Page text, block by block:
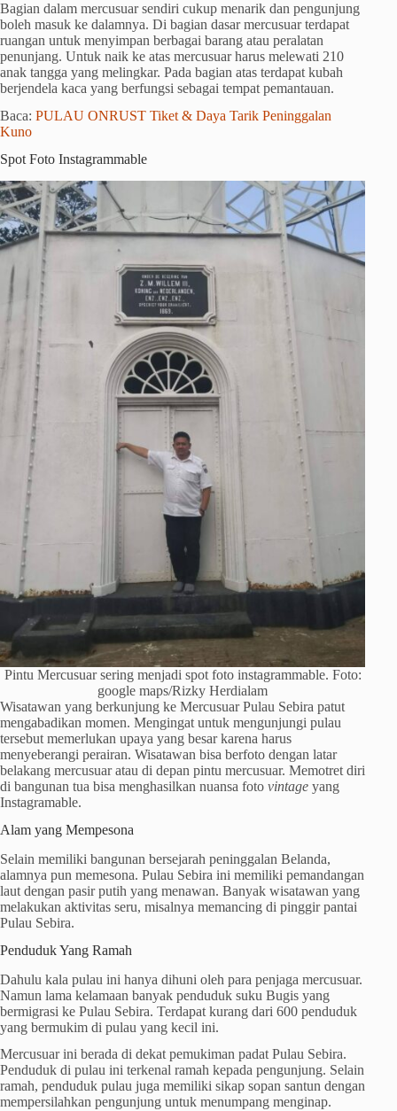
Bagian dalam mercusuar sendiri cukup menarik dan pengunjung
boleh masuk ke dalamnya. Di bagian dasar mercusuar terdapat
ruangan untuk menyimpan berbagai barang atau peralatan
penunjang. Untuk naik ke atas mercusuar harus melewati 210
anak tangga yang melingkar. Pada bagian atas terdapat kubah
berjendela kaca yang berfungsi sebagai tempat pemantauan.
Baca: PULAU ONRUST Tiket & Daya Tarik Peninggalan
Kuno
Spot Foto Instagrammable
Pintu Mercusuar sering menjadi spot foto instagrammable. Foto:
google maps/Rizky Herdialam
Wisatawan yang berkunjung ke Mercusuar Pulau Sebira patut
mengabadikan momen. Mengingat untuk mengunjungi pulau
tersebut memerlukan upaya yang besar karena harus
menyeberangi perairan. Wisatawan bisa berfoto dengan latar
belakang mercusuar atau di depan pintu mercusuar. Memotret diri
di bangunan tua bisa menghasilkan nuansa foto vintage yang
Instagramable.
Alam yang Mempesona
Selain memiliki bangunan bersejarah peninggalan Belanda,
alamnya pun memesona. Pulau Sebira ini memiliki pemandangan
laut dengan pasir putih yang menawan. Banyak wisatawan yang
melakukan aktivitas seru, misalnya memancing di pinggir pantai
Pulau Sebira.
Penduduk Yang Ramah
Dahulu kala pulau ini hanya dihuni oleh para penjaga mercusuar.
Namun lama kelamaan banyak penduduk suku Bugis yang
bermigrasi ke Pulau Sebira. Terdapat kurang dari 600 penduduk
yang bermukim di pulau yang kecil ini.
Mercusuar ini berada di dekat pemukiman padat Pulau Sebira.
Penduduk di pulau ini terkenal ramah kepada pengunjung. Selain
ramah, penduduk pulau juga memiliki sikap sopan santun dengan
mempersilahkan pengunjung untuk menumpang menginap.